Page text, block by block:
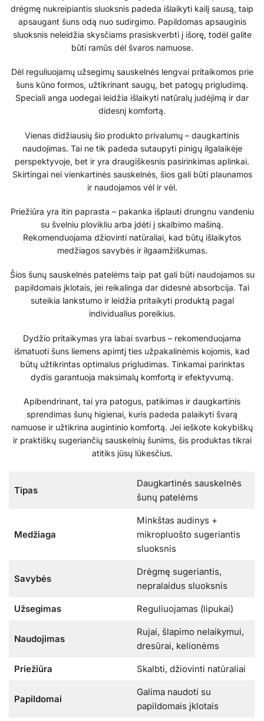
drėgmę nukreipiantis sluoksnis padeda išlaikyti kailį sausą, taip
apsaugant šuns odą nuo sudirgimo. Papildomas apsauginis
sluoksnis neleidžia skysčiams prasiskverbti į išorę, todėl galite
būti ramūs dėl švaros namuose.
Dėl reguliuojamų užsegimų sauskelnės lengvai pritaikomos prie
šuns kūno formos, užtikrinant saugų, bet patogų prigludimą.
Speciali anga uodegai leidžia išlaikyti natūralų judėjimą ir dar
didesnį komfortą.
Vienas didžiausių šio produkto privalumų – daugkartinis
naudojimas. Tai ne tik padeda sutaupyti pinigų ilgalaikėje
perspektyvoje, bet ir yra draugiškesnis pasirinkimas aplinkai.
Skirtingai nei vienkartinės sauskelnės, šios gali būti plaunamos
ir naudojamos vėl ir vėl.
Priežiūra yra itin paprasta – pakanka išplauti drungnu vandeniu
su švelniu plovikliu arba įdėti į skalbimo mašiną.
Rekomenduojama džiovinti natūraliai, kad būtų išlaikytos
medžiagos savybės ir ilgaamžiškumas.
Šios šunų sauskelnės patelėms taip pat gali būti naudojamos su
papildomais įklotais, jei reikalinga dar didesnė absorbcija. Tai
suteikia lankstumo ir leidžia pritaikyti produktą pagal
individualius poreikius.
Dydžio pritaikymas yra labai svarbus – rekomenduojama
išmatuoti šuns liemens apimtį ties užpakalinėmis kojomis, kad
būtų užtikrintas optimalus prigludimas. Tinkamai parinktas
dydis garantuoja maksimalų komfortą ir efektyvumą.
Apibendrinant, tai yra patogus, patikimas ir daugkartinis
sprendimas šunų higienai, kuris padeda palaikyti švarą
namuose ir užtikrina augintinio komfortą. Jei ieškote kokybiškų
ir praktiškų sugeriančių sauskelnių šunims, šis produktas tikrai
atitiks jūsų lūkesčius.
Tipas
Daugkartinės sauskelnės
šunų patelėms
Medžiaga
Minkštas audinys +
mikropluošto sugeriantis
sluoksnis
Savybės
Drėgmę sugeriantis,
nepralaidus sluoksnis
Užsegimas Reguliuojamas (lipukai)
Naudojimas
Rujai, šlapimo nelaikymui,
dresūrai, kelionėms
Priežiūra Skalbti, džiovinti natūraliai
Papildomai
Galima naudoti su
papildomais įklotais